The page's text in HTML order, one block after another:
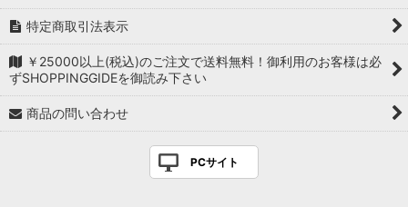
特定商取引法表示
￥25000以上(税込)のご注文で送料無料！御利用のお客様は必
ずSHOPPINGGIDEを御読み下さい
商品の問い合わせ
PCサイト